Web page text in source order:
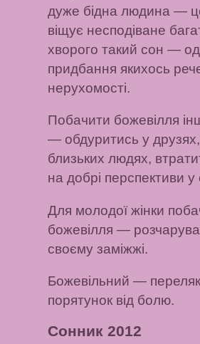
дуже бідна людина —
віщує несподіване
хворого такий сон —
придбання якихось
нерухомості.
Побачити божевілля
— обдуритись у
близьких людях,
на добрі перспективи у
Для молодої жінки
божевілля —
своєму заміжжі.
Божевільний —
порятунок від болю.
Сонник 2012